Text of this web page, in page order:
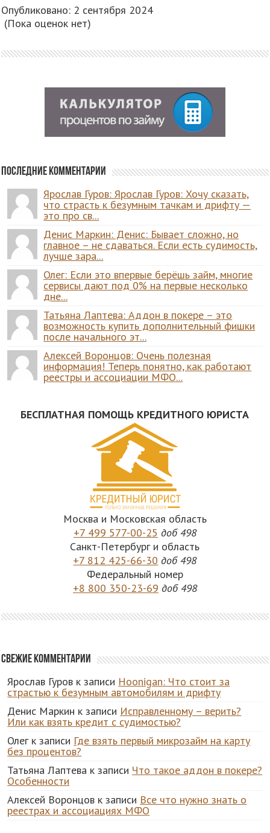
Опубликовано: 2 сентября 2024
(Пока оценок нет)
Последние комментарии
Ярослав Гуров: Ярослав Гуров: Хочу сказать,
что страсть к безумным тачкам и дрифту —
это про св...
Денис Маркин: Денис: Бывает сложно, но
главное – не сдаваться. Если есть судимость,
лучше зара...
Олег: Если это впервые берёшь займ, многие
сервисы дают под 0% на первые несколько
дне...
Татьяна Лаптева: Аддон в покере – это
возможность купить дополнительный фишки
после начального эт...
Алексей Воронцов: Очень полезная
информация! Теперь понятно, как работают
реестры и ассоциации МФО...
БЕСПЛАТНАЯ ПОМОЩЬ КРЕДИТНОГО ЮРИСТА
Москва и Московская область
+7 499 577-00-25 доб 498
Санкт-Петербург и область
+7 812 425-66-30 доб 498
Федеральный номер
+8 800 350-23-69 доб 498
Свежие комментарии
Ярослав Гуров к записи Hoonigan: Что стоит за
страстью к безумным автомобилям и дрифту
Денис Маркин к записи Исправленному – верить?
Или как взять кредит с судимостью?
Олегк записи Где взять первый микрозайм на карту
без процентов?
Татьяна Лаптева к записи Что такое аддон в покере?
Особенности
Алексей Воронцов к записи Все что нужно знать о
реестрах и ассоциациях МФО